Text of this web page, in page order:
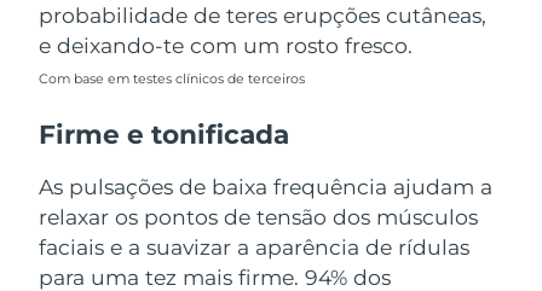
probabilidade de teres erupções cutâneas,
e deixando-te com um rosto fresco.
Com base em testes clínicos de terceiros
Firme e tonificada
As pulsações de baixa frequência ajudam a
relaxar os pontos de tensão dos músculos
faciais e a suavizar a aparência de rídulas
para uma tez mais firme. 94% dos
Países Baixos Entrega prevista11/08/2026
Nova Zelândia Entrega prevista
Noruega Entrega prevista
Omã Entrega prevista 14/08/2026
Filipinas Entrega prevista14/08/2026